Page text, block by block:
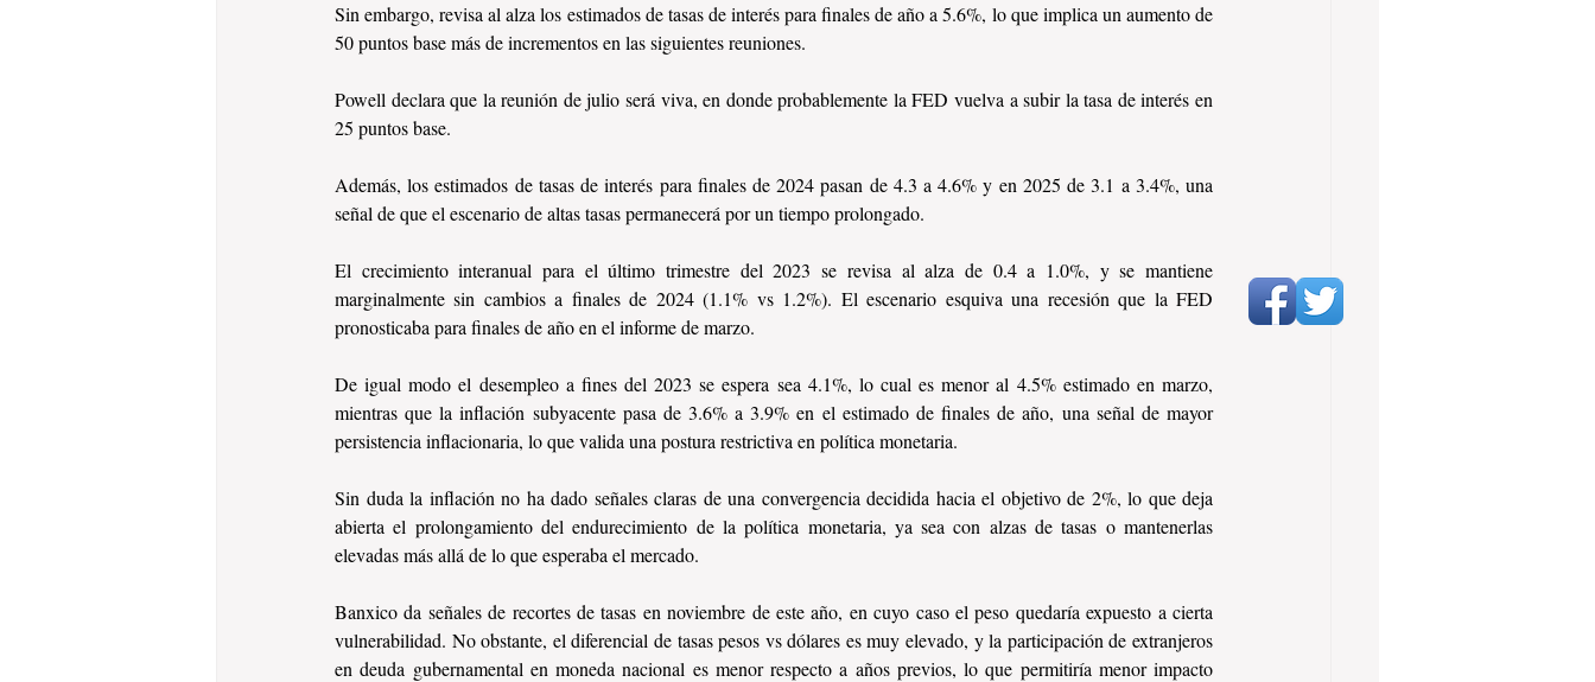
Sin embargo, revisa al alza los estimados de tasas de interés para finales de año a 5.6%, lo que implica un aumento de
50 puntos base más de incrementos en las siguientes reuniones.
Powell declara que la reunión de julio será viva, en donde probablemente la FED vuelva a subir la tasa de interés en
25 puntos base.
Además, los estimados de tasas de interés para finales de 2024 pasan de 4.3 a 4.6% y en 2025 de 3.1 a 3.4%, una
señal de que el escenario de altas tasas permanecerá por un tiempo prolongado.
El crecimiento interanual para el último trimestre del 2023 se revisa al alza de 0.4 a 1.0%, y se mantiene
marginalmente sin cambios a finales de 2024 (1.1% vs 1.2%). El escenario esquiva una recesión que la FED
pronosticaba para finales de año en el informe de marzo.
De igual modo el desempleo a fines del 2023 se espera sea 4.1%, lo cual es menor al 4.5% estimado en marzo,
mientras que la inflación subyacente pasa de 3.6% a 3.9% en el estimado de finales de año, una señal de mayor
persistencia inflacionaria, lo que valida una postura restrictiva en política monetaria.
Sin duda la inflación no ha dado señales claras de una convergencia decidida hacia el objetivo de 2%, lo que deja
abierta el prolongamiento del endurecimiento de la política monetaria, ya sea con alzas de tasas o mantenerlas
elevadas más allá de lo que esperaba el mercado.
Banxico da señales de recortes de tasas en noviembre de este año, en cuyo caso el peso quedaría expuesto a cierta
vulnerabilidad. No obstante, el diferencial de tasas pesos vs dólares es muy elevado, y la participación de extranjeros
en deuda gubernamental en moneda nacional es menor respecto a años previos, lo que permitiría menor impacto